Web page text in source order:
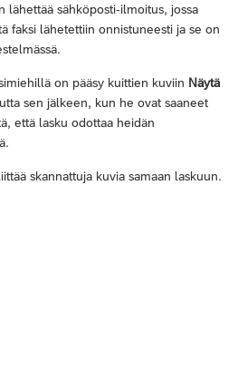
lähettää sähköposti-ilmoitus, jossa
faksi lähetettiin onnistuneesti ja se on
on pääsy kuittien kuviin Näytä
sen jälkeen, kun he ovat saaneet
että lasku odottaa heidän
skannattuja kuvia samaan laskuun.